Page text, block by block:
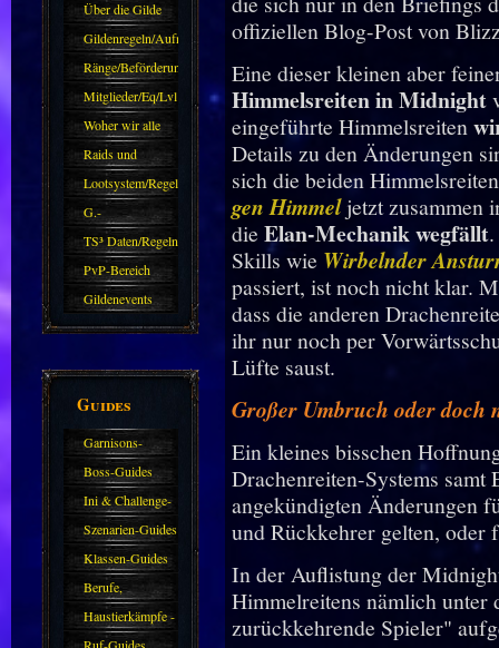
Über die Gilde
(DAW)
Gildenregeln/Aufnahme
Ränge/Beförderungen
Mitglieder/Eq/Lvl
Woher wir alle
kommen.
Raids und
Zubehör
Lootsystem/Regeln
G.-
Sparkasse/Goldleihen
TS³ Daten/Regeln
PvP-Bereich
Gildenevents
Guides
Garnisons-
Guides
Boss-Guides
Ini & Challenge-
Guides
Szenarien-Guides
Klassen-Guides
Berufe,
Farmkarten und
Haustiere
Haustierkämpfe -
Guide
Ruf-Guides
offiziellen Blog-Post von
Eine dieser kleinen aber
Himmelsreiten in Midnight
eingeführte Himmelsreiten
Details zu den Änderungen
sich die beiden
gen Himmeljetzt zusammen
die Elan-Mechanik wegfällt.
Skills wie Wirbelnder
passiert, ist noch nicht klar.
dass die anderen
ihr nur noch per
Lüfte saust.
Großer Umbruch oder doch
Ein kleines bisschen
Drachenreiten-Systems samt
angekündigten Änderungen
und Rückkehrer gelten, oder
In der Auflistung der
Himmelreitens nämlich unter
zurückkehrende Spieler"